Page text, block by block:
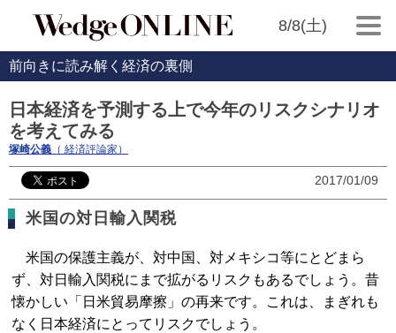
8/8(土)
前向きに読み解く経済の裏側
日本経済を予測する上で今年のリスクシナリオ
を考えてみる
塚崎公義 （ 経済評論家）
2017/01/09
米国の対日輸入関税
米国の保護主義が、対中国、対メキシコ等にとどまら
ず、対日輸入関税にまで拡がるリスクもあるでしょう。昔
懐かしい「日米貿易摩擦」の再来です。これは、まぎれも
なく日本経済にとってリスクでしょう。